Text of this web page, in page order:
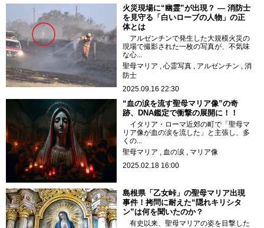
火災現場に“幽霊”が出現？ ― 消防士
を見守る「白いローブの人物」の正
体とは
アルゼンチンで発生した大規模火災の
現場で撮影された一枚の写真が、不気味
な心...
聖母マリア
心霊写真 アルゼンチン
消
防士
2025.09.16 22:30
“血の涙を流す聖母マリア像”の奇
跡、DNA鑑定で衝撃の展開に！！
イタリア・ローマ近郊の町で「聖母マ
リア像が血の涙を流した」と主張し、多
くの...
聖母マリア
血の涙
マリア像
2025.02.18 16:00
島根県「乙女峠」の聖母マリア出現
事件！拷問に耐えた“隠れキリシタ
ン”は何を聞いたのか？
有史以来、聖母マリアの姿を目撃した